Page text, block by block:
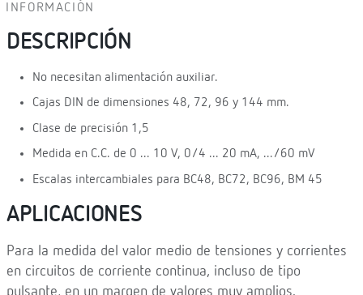
INFORMACIÓN
DESCRIPCIÓN
No necesitan alimentación auxiliar.
Cajas DIN de dimensiones 48, 72, 96 y 144 mm.
Clase de precisión 1,5
Medida en C.C. de 0 ... 10 V, 0/4 ... 20 mA, .../60 mV
Escalas intercambiales para BC48, BC72, BC96, BM 45
APLICACIONES
Para la medida del valor medio de tensiones y corrientes
en circuitos de corriente continua, incluso de tipo
pulsante, en un margen de valores muy amplios.